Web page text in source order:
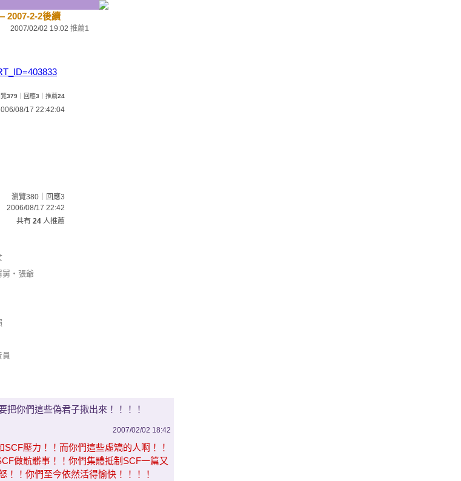
2007-2-2後續
2007/02/02 19:02 推薦1
379 ｜回應3 ｜推薦24
08/17 22:42:04
瀏覽380｜回應3
2006/08/17 22:42
共有 24 人推薦
舅‧張爺
員
把你們這些偽君子揪出來！！！！
2007/02/02 18:42
壓力！！而你們這些虛矯的人啊！！
做骯髒事！！你們集體抵制SCF一篇又
！！你們至今依然活得愉快！！！！